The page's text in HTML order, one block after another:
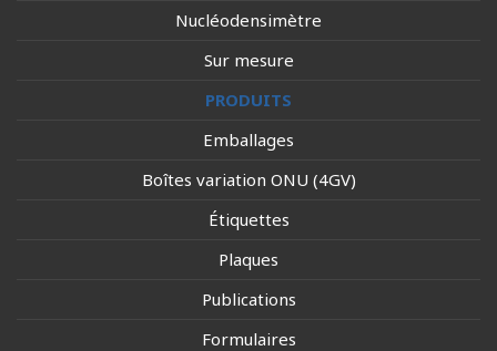
Nucléodensimètre
Sur mesure
PRODUITS
Emballages
Boîtes variation ONU (4GV)
Étiquettes
Plaques
Publications
Formulaires